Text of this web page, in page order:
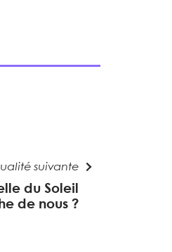
suivante
du Soleil
de nous ?